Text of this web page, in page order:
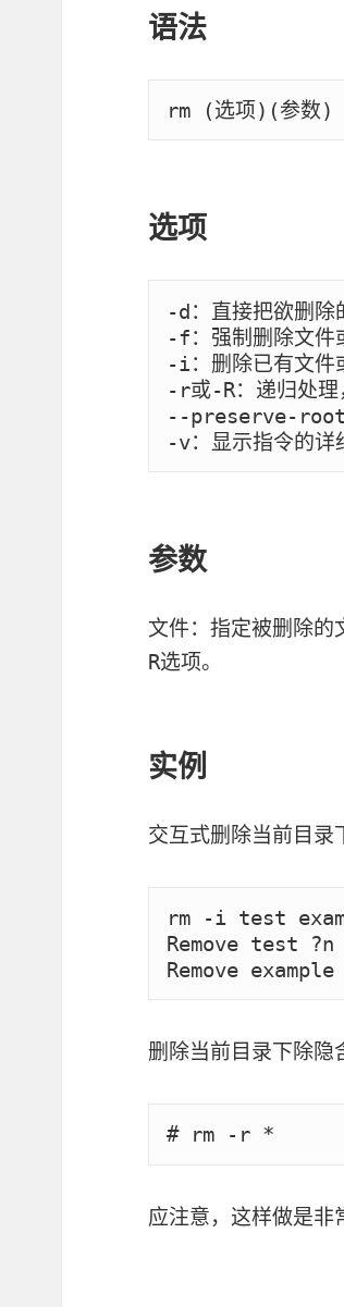
语法
rm (选项)(参数)
选项
-d：直接把欲删除
-f：强制删除文件
-i：删除已有文件
-r或-R：递归处理
--preserve-root
-v：显示指令的详
参数
文件：指定被删除的
R选项。
实例
交互式删除当前目录
rm -i test
Remove test ?n
Remove
删除当前目录下除隐
# rm -r *
应注意，这样做是非